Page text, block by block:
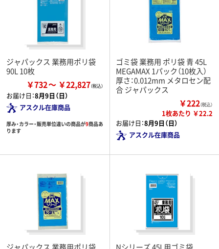
ジャパックス 業務用ポリ袋
90L 10枚
￥732 ￥22,827
お届け日：8月9日（日）
アスクル在庫商品
厚み・カラー・販売単位違いの商品が9商品あ
ります
ゴミ袋 業務用 ポリ袋 青 45L
MEGAMAX 1パック（10枚入）
厚さ：0.012mm メタロセン配
合 ジャパックス
￥222（税込）
1枚あたり ￥22.2
お届け日：8月9日（日）
アスクル在庫商品
ジャパックス 業務用ポリ袋
Nシリーズ 45L用ゴミ袋